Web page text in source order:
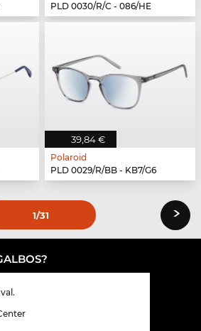
PLD 0030/R/C - 086/HE
39,84 €
Polaroid
PLD 0029/R/BB - KB7/G6
1/31 ›